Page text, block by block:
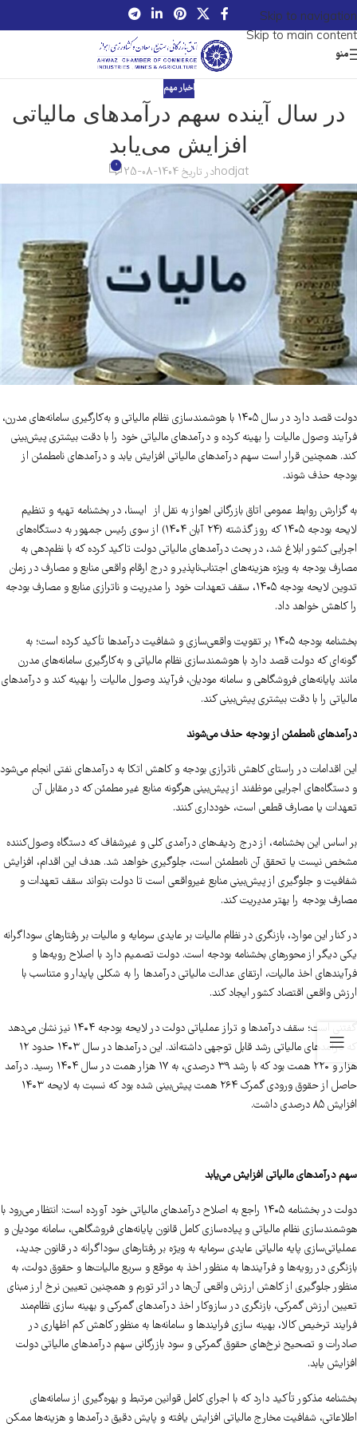
Skip to navigation
Skip to main content
منو
اخبار مهم
در سال آینده سهم درآمدهای مالیاتی
افزایش می‌یابد
hodjatدر تاریخ 1404-08-25 0
دولت قصد دارد در سال ۱۴۰۵ با هوشمندسازی نظام مالیاتی و به‌کارگیری سامانه‌های مدرن،
فرآیند وصول مالیات را بهینه کرده و درآمدهای مالیاتی خود را با دقت بیشتری پیش‌بینی
کند. همچنین قرار است سهم درآمدهای مالیاتی افزایش یابد و درآمدهای نامطمئن از
بودجه حذف شوند.
به گزارش روابط عمومی اتاق بازرگانی اهواز به نقل از ایسنا، در بخشنامه تهیه و تنظیم
لایحه بودجه ۱۴۰۵ که روز گذشته (۲۴ آبان ۱۴۰۴) از سوی رئیس جمهور به دستگاه‌های
اجرایی کشور ابلاغ شد، در بحث درآمدهای مالیاتی دولت تاکید کرده که با نظم‌دهی به
مصارف بودجه به ویژه هزینه‌های اجتناب‌ناپذیر و درج ارقام واقعی منابع و مصارف در زمان
تدوین لایحه بودجه ۱۴۰۵، سقف تعهدات خود را مدیریت و ناترازی منابع و مصارف بودجه
را کاهش خواهد داد.
بخشنامه بودجه ۱۴۰۵ بر تقویت واقعی‌سازی و شفافیت درآمدها تأکید کرده است؛ به
گونه‌ای که دولت قصد دارد با هوشمندسازی نظام مالیاتی و به‌کارگیری سامانه‌های مدرن
مانند پایانه‌های فروشگاهی و سامانه مودیان، فرآیند وصول مالیات را بهینه کند و درآمدهای
مالیاتی را با دقت بیشتری پیش‌بینی کند.
درآمدهای نامطمئن از بودجه حذف می‌شوند
این اقدامات در راستای کاهش ناترازی بودجه و کاهش اتکا به درآمدهای نفتی انجام می‌شود
و دستگاه‌های اجرایی موظفند از پیش‌بینی هرگونه منابع غیر مطمئن که در مقابل آن
تعهدات یا مصارف قطعی است، خودداری کنند.
بر اساس این بخشنامه، از درج ردیف‌های درآمدی کلی و غیرشفاف که دستگاه وصول‌کننده
مشخص نیست یا تحقق آن نامطمئن است، جلوگیری خواهد شد. هدف این اقدام، افزایش
شفافیت و جلوگیری از پیش‌بینی منابع غیرواقعی است تا دولت بتواند سقف تعهدات و
مصارف بودجه را بهتر مدیریت کند.
در کنار این موارد، بازنگری در نظام مالیات بر عایدی سرمایه و مالیات بر رفتارهای سوداگرانه
یکی دیگر از محورهای بخشنامه بودجه است. دولت تصمیم دارد با اصلاح رویه‌ها و
فرآیندهای اخذ مالیات، ارتقای عدالت مالیاتی درآمدها را به شکلی پایدار و متناسب با
ارزش واقعی اقتصاد کشور ایجاد کند.
گفتنی است؛ سقف درآمدها و تراز عملیاتی دولت در لایحه بودجه ۱۴۰۴ نیز نشان می‌دهد
که درآمدهای مالیاتی رشد قابل توجهی داشته‌اند. این درآمدها در سال ۱۴۰۳ حدود ۱۲
هزار و ۲۲۰ همت بود که با رشد ۳۹ درصدی، به ۱۷ هزار همت در سال ۱۴۰۴ رسید. درآمد
حاصل از حقوق ورودی گمرک ۲۶۴ همت پیش‌بینی شده بود که نسبت به لایحه ۱۴۰۳
افزایش ۸۵ درصدی داشت.
سهم درآمدهای مالیاتی افزایش می‌یابد
دولت در بخشنامه ۱۴۰۵ راجع به اصلاح درآمدهای مالیاتی خود آورده است: انتظار می‌رود با
هوشمندسازی نظام مالیاتی و پیاده‌سازی کامل قانون پایانه‌های فروشگاهی، سامانه مودیان و
عملیاتی‌سازی پایه مالیاتی عایدی سرمایه به ویژه بر رفتارهای سوداگرانه در قانون جدید،
بازنگری در رویه‌ها و فرآیندها به منظور اخذ به موقع و سریع مالیات‌ها و حقوق دولت، به
منظور جلوگیری از کاهش ارزش واقعی آن‌ها در اثر تورم و همچنین تعیین نرخ ارز مبنای
تعیین ارزش گمرکی، بازنگری در سازوکار اخذ درآمدهای گمرکی و بهینه سازی نظام‌مند
فرایند ترخیص کالا، بهینه سازی فرایندها و سامانه‌ها به منظور کاهش کم اظهاری در
صادرات و تصحیح نرخ‌های حقوق گمرکی و سود بازرگانی سهم درآمدهای مالیاتی دولت
افزایش یابد.
بخشنامه مذکور تأکید دارد که با اجرای کامل قوانین مرتبط و بهره‌گیری از سامانه‌های
اطلاعاتی، شفافیت مخارج مالیاتی افزایش یافته و پایش دقیق درآمدها و هزینه‌ها ممکن